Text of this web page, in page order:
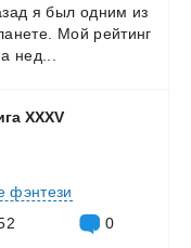
я был одним из
Мой рейтинг
нед...
XXXV
фэнтези
0